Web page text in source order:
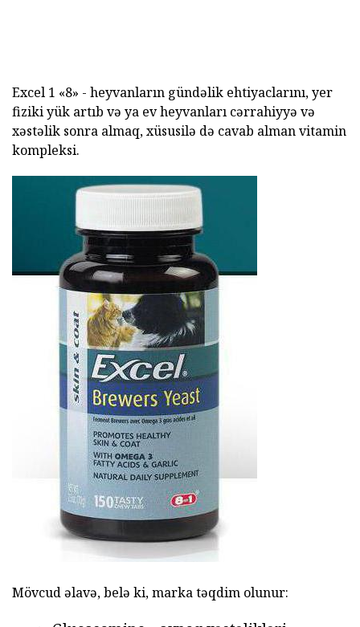
Excel 1 «8» - heyvanların gündəlik ehtiyaclarını, yer
fiziki yük artıb və ya ev heyvanları cərrahiyyə və
xəstəlik sonra almaq, xüsusilə də cavab alman vitamin
kompleksi.
Mövcud əlavə, belə ki, marka təqdim olunur: